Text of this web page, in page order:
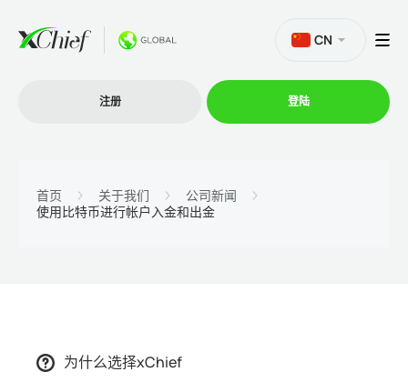
CN
注册 登陆
首页 关于我们
公司新闻
使用比特币进行帐户入金和出金
为什么选择xChief